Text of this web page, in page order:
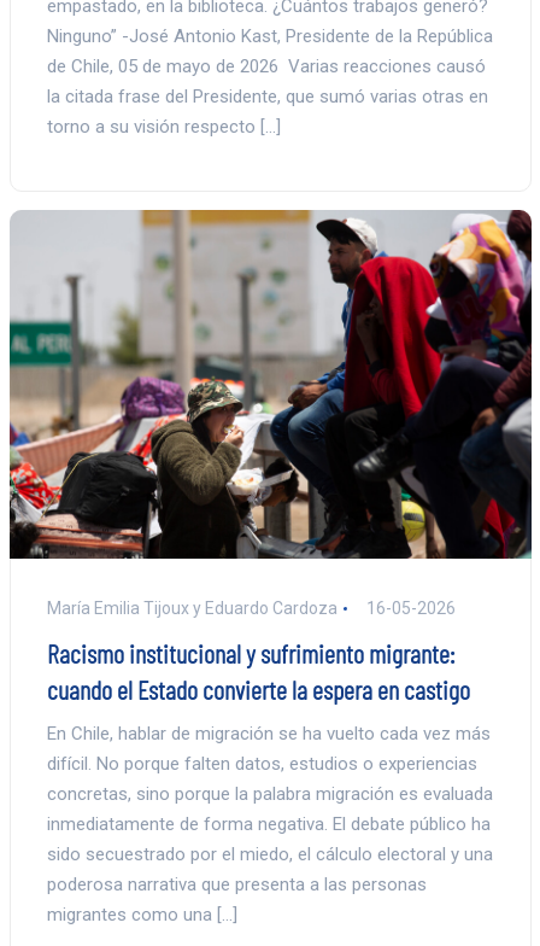
empastado, en la biblioteca. ¿Cuántos trabajos generó?
Ninguno” -José Antonio Kast, Presidente de la República
de Chile, 05 de mayo de 2026 Varias reacciones causó
la citada frase del Presidente, que sumó varias otras en
torno a su visión respecto […]
María Emilia Tijoux y Eduardo Cardoza 16-05-2026
Racismo institucional y sufrimiento migrante:
cuando el Estado convierte la espera en castigo
En Chile, hablar de migración se ha vuelto cada vez más
difícil. No porque falten datos, estudios o experiencias
concretas, sino porque la palabra migración es evaluada
inmediatamente de forma negativa. El debate público ha
sido secuestrado por el miedo, el cálculo electoral y una
poderosa narrativa que presenta a las personas
migrantes como una […]